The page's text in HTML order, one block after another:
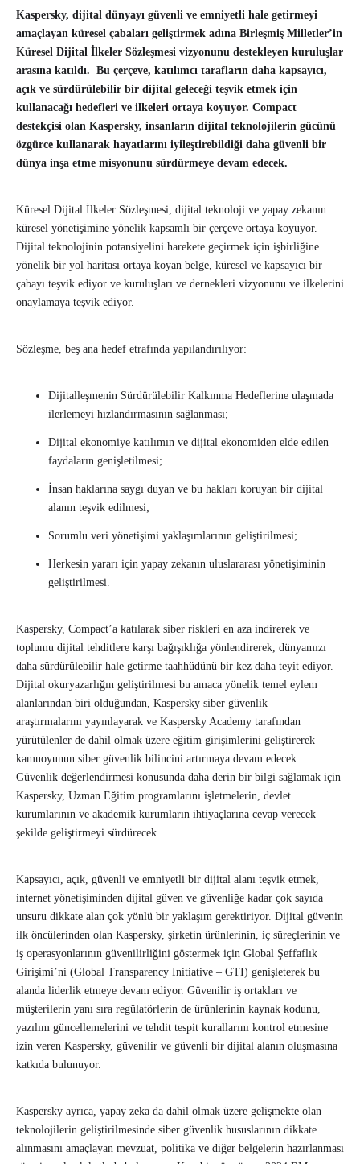
Kaspersky, dijital dünyayı güvenli ve emniyetli hale getirmeyi
amaçlayan küresel çabaları geliştirmek adına Birleşmiş Milletler’in
Küresel Dijital İlkeler Sözleşmesi vizyonunu destekleyen kuruluşlar
arasına katıldı. Bu çerçeve, katılımcı tarafların daha kapsayıcı,
açık ve sürdürülebilir bir dijital geleceği teşvik etmek için
kullanacağı hedefleri ve ilkeleri ortaya koyuyor. Compact
destekçisi olan Kaspersky, insanların dijital teknolojilerin gücünü
özgürce kullanarak hayatlarını iyileştirebildiği daha güvenli bir
dünya inşa etme misyonunu sürdürmeye devam edecek.
Küresel Dijital İlkeler Sözleşmesi, dijital teknoloji ve yapay zekanın
küresel yönetişimine yönelik kapsamlı bir çerçeve ortaya koyuyor.
Dijital teknolojinin potansiyelini harekete geçirmek için işbirliğine
yönelik bir yol haritası ortaya koyan belge, küresel ve kapsayıcı bir
çabayı teşvik ediyor ve kuruluşları ve dernekleri vizyonunu ve ilkelerini
onaylamaya teşvik ediyor.
Sözleşme, beş ana hedef etrafında yapılandırılıyor:
Dijitalleşmenin Sürdürülebilir Kalkınma Hedeflerine ulaşmada
ilerlemeyi hızlandırmasının sağlanması;
Dijital ekonomiye katılımın ve dijital ekonomiden elde edilen
faydaların genişletilmesi;
İnsan haklarına saygı duyan ve bu hakları koruyan bir dijital
alanın teşvik edilmesi;
Sorumlu veri yönetişimi yaklaşımlarının geliştirilmesi;
Herkesin yararı için yapay zekanın uluslararası yönetişiminin
geliştirilmesi.
Kaspersky, Compact’a katılarak siber riskleri en aza indirerek ve
toplumu dijital tehditlere karşı bağışıklığa yönlendirerek, dünyamızı
daha sürdürülebilir hale getirme taahhüdünü bir kez daha teyit ediyor.
Dijital okuryazarlığın geliştirilmesi bu amaca yönelik temel eylem
alanlarından biri olduğundan, Kaspersky siber güvenlik
araştırmalarını yayınlayarak ve Kaspersky Academy tarafından
yürütülenler de dahil olmak üzere eğitim girişimlerini geliştirerek
kamuoyunun siber güvenlik bilincini artırmaya devam edecek.
Güvenlik değerlendirmesi konusunda daha derin bir bilgi sağlamak için
Kaspersky, Uzman Eğitim programlarını işletmelerin, devlet
kurumlarının ve akademik kurumların ihtiyaçlarına cevap verecek
şekilde geliştirmeyi sürdürecek.
Kapsayıcı, açık, güvenli ve emniyetli bir dijital alanı teşvik etmek,
internet yönetişiminden dijital güven ve güvenliğe kadar çok sayıda
unsuru dikkate alan çok yönlü bir yaklaşım gerektiriyor. Dijital güvenin
ilk öncülerinden olan Kaspersky, şirketin ürünlerinin, iç süreçlerinin ve
iş operasyonlarının güvenilirliğini göstermek için Global Şeffaflık
Girişimi’ni (Global Transparency Initiative – GTI) genişleterek bu
alanda liderlik etmeye devam ediyor. Güvenilir iş ortakları ve
müşterilerin yanı sıra regülatörlerin de ürünlerinin kaynak kodunu,
yazılım güncellemelerini ve tehdit tespit kurallarını kontrol etmesine
izin veren Kaspersky, güvenilir ve güvenli bir dijital alanın oluşmasına
katkıda bulunuyor.
Kaspersky ayrıca, yapay zeka da dahil olmak üzere gelişmekte olan
teknolojilerin geliştirilmesinde siber güvenlik hususlarının dikkate
alınmasını amaçlayan mevzuat, politika ve diğer belgelerin hazırlanması